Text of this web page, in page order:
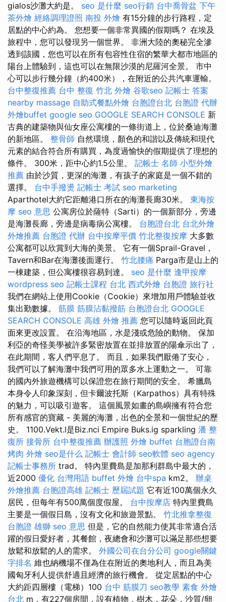
gialos沙灘大約是。 seo 是什麼 seo行銷 台中喬骨盆 下午
茶外燴 經絡調理證照 南投 外燴 有15分鐘的步行路程，定
居點的中心約為。 您想要一個非常異國的假期嗎？ 在埃及
旅程中，您可以發現另一個世界。 非洲大陸的奧秘完全滲
透到該國，您也可以在所有包容性住宿的繁華大都市地區的
陽台上體驗到，這也可以在無限沙漠的尼羅河全景。 市中
心可以步行幾分鐘（約400米），在附近的公共汽車運輸。
台中整復推薦 台中 整復 竹北 外燴 谷歌seo 記帳士 答案
nearby massage 自助式餐點外燴 台胞證台北 台胞證 代辦
外燴buffet google seo GOOGLE SEARCH CONSOLE 新
古典的建築物與仙女座公寓樓的一條街道上，位於桑迪海灘
的新地區。 整骨師 自然環境，顏色的和諧以及傳統和現代
元素的結合符合所有購買，為度過愉快的假期提供了理想的
條件。 300米，距中心約1.5公里。 記帳士 名師 小型外燴
推薦 由於沙質，更深的海灘，有孩子的家庭是一個不錯的
選擇。 台中手撥燙 記帳士 考試 seo marketing
Aparthotel大約它距離港口所在的海灘長廊30米。 東海按
摩 seo 意思 公寓房位於薩特（Sarti）的一個新部分，旁邊
是海灘長廊，旁邊是病毒病公寓樓。 台胞證台北 台北外燴
外燴推薦 台胞證 代辦 台中按摩平價 竹北整復按摩 大多數
公寓都可以欣賞到大海的美景。 它有一個Sprail-Gravel，
Tavern和Bar在海灘後面運行。 竹北腰痛 Parga市是山上的
一棟建築，但公寓樓很容易到達。 seo 是什麼 逢甲按摩
wordpress seo 記帳士課程 台北 西式外燴 台胞證 旅行社
我們在網站上使用Cookie（Cookie）來增加用戶體驗並收
集出勤數據。 筋膜 筋膜沾黏撥筋 台胞證台北 GOOGLE
SEARCH CONSOLE 高雄 外燴 推薦 您可以隨時返回此頁
面來更改設置。 在沿海地區，水是淺或危險的動物。 保加
利亞的奇怪美學被許多緊密放置在並排放置的陽傘示出了，
在此期間，客人們平息了。 而且，如果我們厭倦了安心，
我們可以了解海灘中我們可用的眾多水上運動之一。 可靠
的國內外旅遊機構可以保證您在旅行期間的安全。 希臘島
本身令人印象深刻，但卡爾波托斯（Karpathos）具有特殊
的魅力，可以吸引遊客。 這個風景如畫的島嶼擁有符合您
所有感官的寶藏 - 美麗的海灘，出色的全景和一個世紀的歷
史。 1100.Vekt.l是Biz.nci Empire Buks.ig sparkling 潘 整
復所 接骨所 台中整復推薦 辦護照 外燴 buffet 台胞證台南
烤肉 外燴 seo是什么 記帳士 會計師 seo軟體 seo agency
記帳士事務所 trad。 特內里費島是加那利群島中最大的，
近2000 優化 台灣用語 buffet 外燴 台中spa km2。 辦桌
外燴推薦 台胞證高雄 記帳士 歷屆試題 它有近100萬個永久
居民，但每年有500萬個度假屋。 台中按摩店 特內里費島
主要是一個假日島，沒有文化和旅遊景點。 竹北推拿整復
台胞證 雄獅 seo 意思 但是，它的自然能力使其非常適合活
躍的假日愛好者，其餐館，夜總會和沙灘可以滿足那些想要
放鬆和放鬆的人的需求。 外國公司在台分公司 google關鍵
字排名 維也納機場不僅為住在附近的奧地利人，而且為美
國匈牙利人提供舒適且經濟的旅行機會。 從定居點的中心
大約距四層樓（電梯）100 台中 筋膜刀 seo教學 素食 外燴
台北 m，有227個房間，設有植物，樹木，花朵，沙質/卵